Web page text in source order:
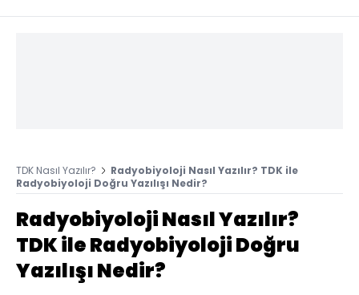
TDK Nasıl Yazılır?
Radyobiyoloji Nasıl Yazılır? TDK ile
Radyobiyoloji Doğru Yazılışı Nedir?
Radyobiyoloji Nasıl Yazılır?
TDK ile Radyobiyoloji Doğru
Yazılışı Nedir?